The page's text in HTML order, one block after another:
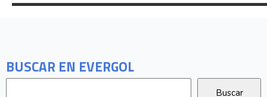
BUSCAR EN EVERGOL